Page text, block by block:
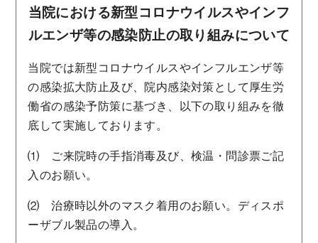
当院における新型コロナウイルスやインフ
ルエンザ等の感染防止の取り組みについて
当院では新型コロナウイルスやインフルエンザ等
の感染拡大防止及び、院内感染対策として厚生労
働省の感染予防策に基づき、以下の取り組みを徹
底して実施しております。
⑴ ご来院時の手指消毒及び、検温・問診票ご記
入のお願い。
⑵ 治療時以外のマスク着用のお願い。ディスポ
ーザブル製品の導入。